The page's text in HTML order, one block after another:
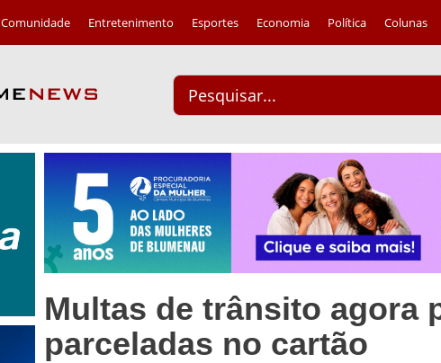
Comunidade Entretenimento Esportes Economia Política Colunas
Multas de trânsito agora
parceladas no cartão